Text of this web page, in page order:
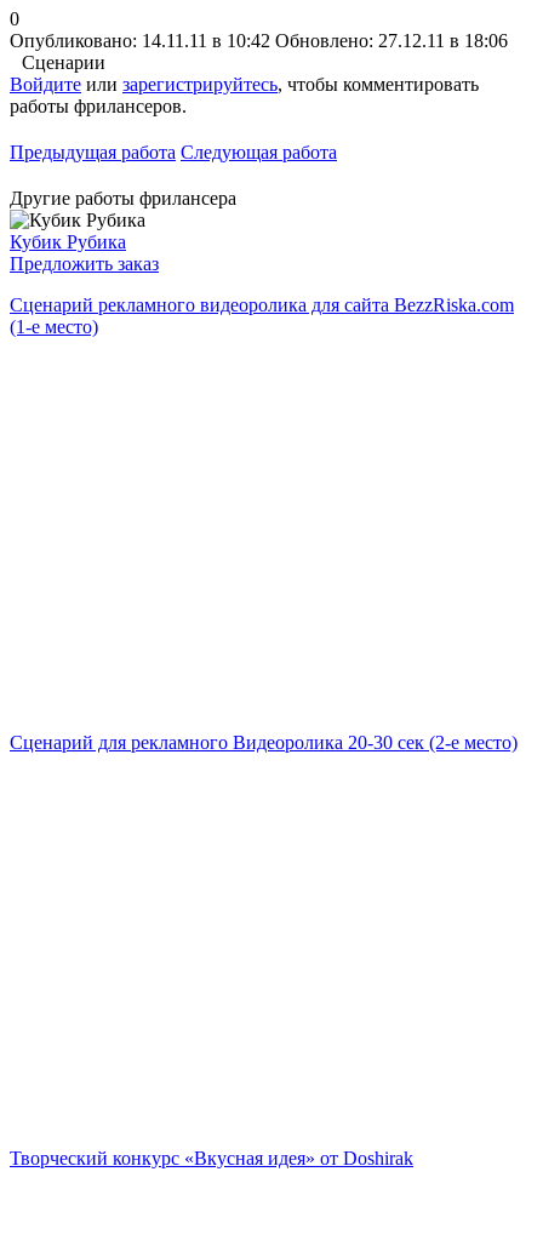
0
Опубликовано: 14.11.11 в 10:42 Обновлено: 27.12.11 в 18:06
Сценарии
Войдите или зарегистрируйтесь, чтобы комментировать
работы фрилансеров.
Предыдущая работа Следующая работа
Другие работы фрилансера
Кубик Рубика
Предложить заказ
Сценарий рекламного видеоролика для сайта BezzRiska.com
(1-е место)
Сценарий для рекламного Видеоролика 20-30 сек (2-е место)
Творческий конкурс «Вкусная идея» от Doshirak